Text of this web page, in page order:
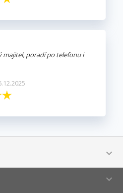
majitel, poradí po telefonu i

